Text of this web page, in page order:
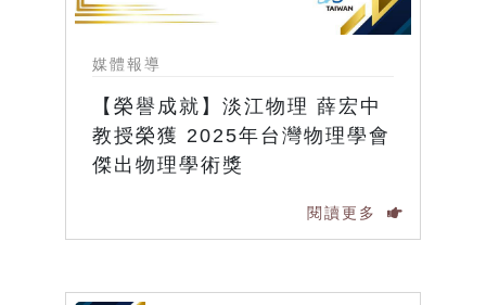
媒體報導
【榮譽成就】淡江物理 薛宏中
教授榮獲 2025年台灣物理學會
傑出物理學術獎
閱讀更多